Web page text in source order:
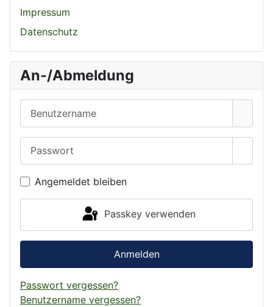
Impressum
Datenschutz
An-/Abmeldung
Angemeldet bleiben
Passkey verwenden
Anmelden
Passwort vergessen?
Benutzername vergessen?